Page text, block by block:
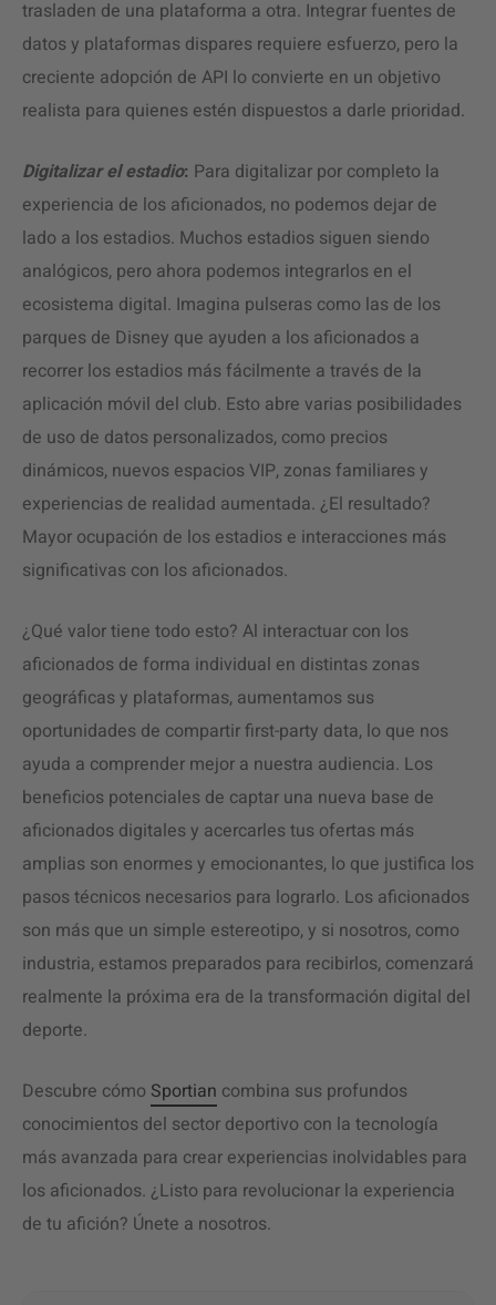
trasladen de una plataforma a otra. Integrar fuentes de
datos y plataformas dispares requiere esfuerzo, pero la
creciente adopción de API lo convierte en un objetivo
realista para quienes estén dispuestos a darle prioridad.
Digitalizar el estadio: Para digitalizar por completo la
experiencia de los aficionados, no podemos dejar de
lado a los estadios. Muchos estadios siguen siendo
analógicos, pero ahora podemos integrarlos en el
ecosistema digital. Imagina pulseras como las de los
parques de Disney que ayuden a los aficionados a
recorrer los estadios más fácilmente a través de la
aplicación móvil del club. Esto abre varias posibilidades
de uso de datos personalizados, como precios
dinámicos, nuevos espacios VIP, zonas familiares y
experiencias de realidad aumentada. ¿El resultado?
Mayor ocupación de los estadios e interacciones más
significativas con los aficionados.
¿Qué valor tiene todo esto? Al interactuar con los
aficionados de forma individual en distintas zonas
geográficas y plataformas, aumentamos sus
oportunidades de compartir first-party data, lo que nos
ayuda a comprender mejor a nuestra audiencia. Los
beneficios potenciales de captar una nueva base de
aficionados digitales y acercarles tus ofertas más
amplias son enormes y emocionantes, lo que justifica los
pasos técnicos necesarios para lograrlo. Los aficionados
son más que un simple estereotipo, y si nosotros, como
industria, estamos preparados para recibirlos, comenzará
realmente la próxima era de la transformación digital del
deporte.
Descubre cómo Sportian combina sus profundos
conocimientos del sector deportivo con la tecnología
más avanzada para crear experiencias inolvidables para
los aficionados. ¿Listo para revolucionar la experiencia
de tu afición? Únete a nosotros.